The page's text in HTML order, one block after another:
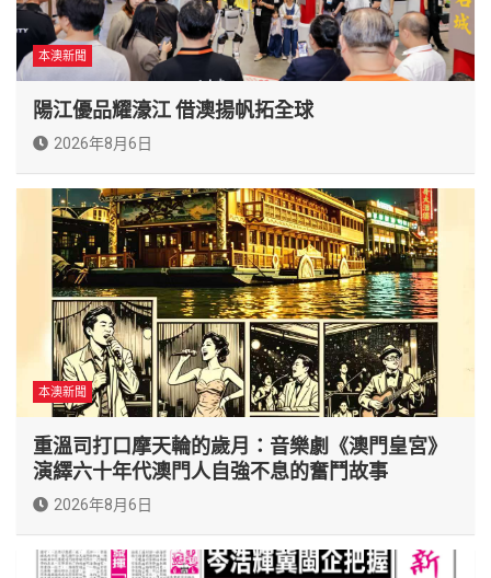
本澳新聞
陽江優品耀濠江 借澳揚帆拓全球
2026年8月6日
本澳新聞
重溫司打口摩天輪的歲月：音樂劇《澳門皇宮》
演繹六十年代澳門人自強不息的奮鬥故事
2026年8月6日